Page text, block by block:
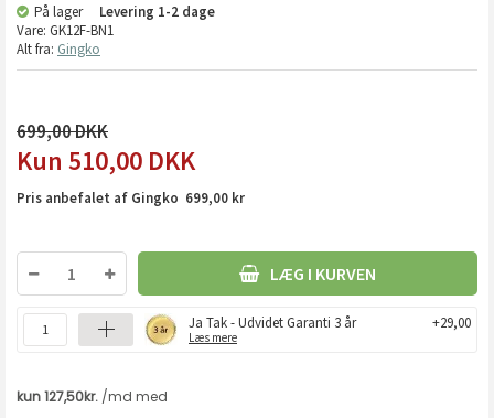
På lager Levering 1-2 dage
Vare: GK12F-BN1
Alt fra: Gingko
699,00
510,00 DKK
Pris anbefalet af Gingko 699,00 kr
LÆG I KURVEN
Ja Tak - Udvidet Garanti 3 år
Læs mere
+29,00